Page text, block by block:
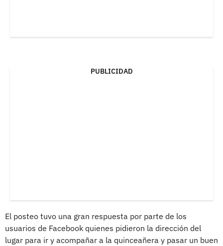
PUBLICIDAD
El posteo tuvo una gran respuesta por parte de los
usuarios de Facebook quienes pidieron la dirección del
lugar para ir y acompañar a la quinceañera y pasar un buen